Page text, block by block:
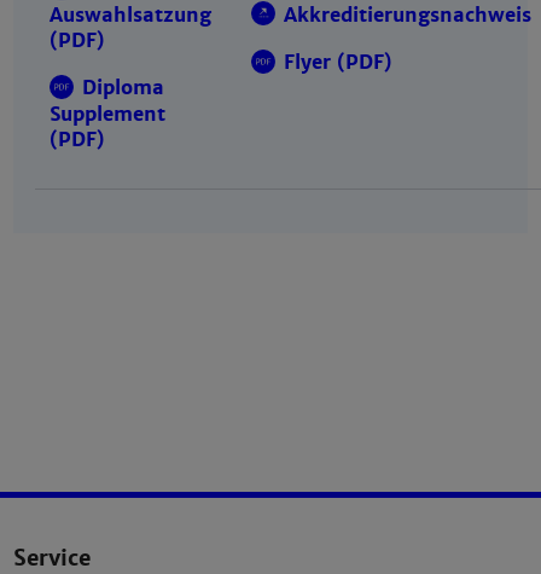
Auswahlsatzung
(PDF)
Diploma
Supplement
(PDF)
Akkreditierungsnachweis
Flyer (PDF)
Service